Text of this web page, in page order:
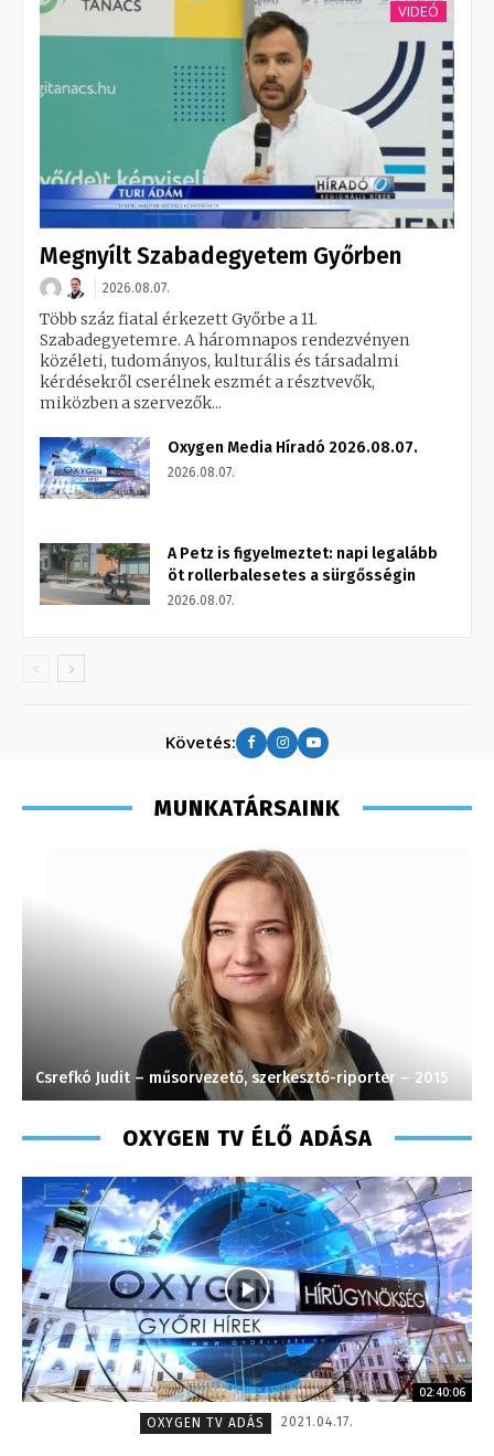
VIDEÓ
Megnyílt Szabadegyetem Győrben
2026.08.07.
Több száz fiatal érkezett Győrbe a 11.
Szabadegyetemre. A háromnapos rendezvényen
közéleti, tudományos, kulturális és társadalmi
kérdésekről cserélnek eszmét a résztvevők,
miközben a szervezők...
Oxygen Media Híradó 2026.08.07.
2026.08.07.
A Petz is figyelmeztet: napi legalább
öt rollerbalesetes a sürgősségin
2026.08.07.
Követés:
MUNKATÁRSAINK
Csrefkó Judit – műsorvezető, szerkesztő-riporter – 2015
OXYGEN TV ÉLŐ ADÁSA
02:40:06
OXYGEN TV ADÁS
2021.04.17.